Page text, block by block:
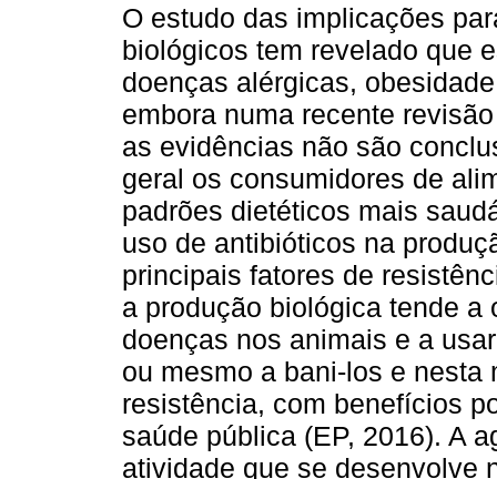
O estudo das implicações
biológicos tem revelado que
doenças alérgicas,
embora numa recente
as evidências não são
geral os consumidores de
padrões dietéticos mais
uso de antibióticos na
principais fatores de
a produção biológica tende a
doenças nos animais e a
ou mesmo a bani-los e
resistência, com benefícios
saúde pública (EP, 2016). A
atividade que se desenvolve